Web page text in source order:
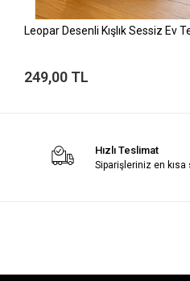
Leopar Desenli Kışlık Sessiz Ev
249,00 TL
Hızlı Teslimat
Siparişleriniz en kısa